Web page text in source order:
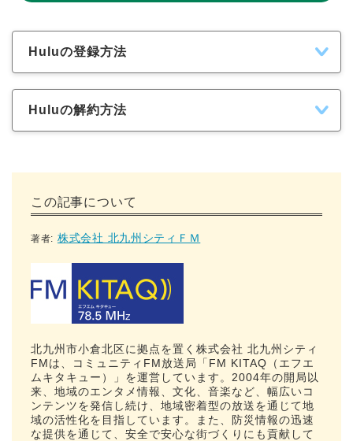
Huluの登録方法
Huluの解約方法
この記事について
著者: 株式会社 北九州シティＦＭ
北九州市小倉北区に拠点を置く株式会社 北九州シティ
FMは、コミュニティFM放送局「FM KITAQ（エフエ
ムキタキュー）」を運営しています。2004年の開局以
来、地域のエンタメ情報、文化、音楽など、幅広いコ
ンテンツを発信し続け、地域密着型の放送を通じて地
域の活性化を目指しています。また、防災情報の迅速
な提供を通じて、安全で安心な街づくりにも貢献して